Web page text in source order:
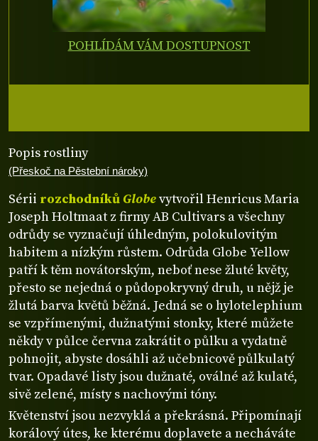
Popis rostliny
(Přeskoč na Pěstební nároky)
Sérii rozchodníků Globevytvořil Henricus Maria
Joseph Holtmaat z firmy AB Cultivars a všechny
odrůdy se vyznačují úhledným, polokulovitým
habitem a nízkým růstem. Odrůda Globe Yellow
patří k těm novátorským, neboť nese žluté květy,
přesto se nejedná o půdopokryvný druh, u nějž je
žlutá barva květů běžná. Jedná se o hylotelephium
se vzpřímenými, dužnatými stonky, které můžete
někdy v půlce června zakrátit o půlku a vydatně
pohnojit, abyste dosáhli až učebnicově půlkulatý
tvar. Opadavé listy jsou dužnaté, oválné až kulaté,
sivě zelené, místy s nachovými tóny.
Květenství jsou nezvyklá a překrásná. Připomínají
korálový útes, ke kterému doplavete a necháváte
POHLÍDÁM VÁM DOSTUPNOST